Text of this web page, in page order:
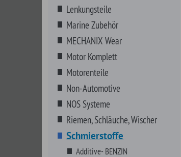
Riemen, Schläuche, Wischer
Schmierstoffe
Additive- DIESEL
Bleiersatz
Bremsflüssigkeit
Dichtmittel
Einlauföl - Motor
Farben / Lacke
Auspuffkrümmerfarbe
Bremssattelfarbe